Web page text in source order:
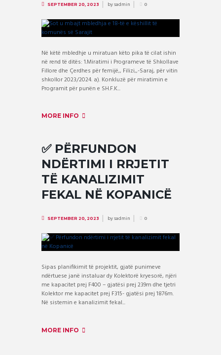
SEPTEMBER 20, 2023 bysadmin 0
Në këtë mbledhje u miratuan këto pika të cilat ishin
në rend të ditës: 1.Miratimi i Programeve të Shkollave
Fillore dhe Çerdhes për femijë,, Filizi,,-Saraj, për vitin
shkollor 2023/2024. a). Konkluzë për miratimin e
Programit për punën e SH.F.K...
MORE INFO
✅ PËRFUNDON
NDËRTIMI I RRJETIT
TË KANALIZIMIT
FEKAL NË KOPANICË
SEPTEMBER 20, 2023 bysadmin 0
Sipas planifikimit të projektit, gjatë punimeve
ndërtuese janë instaluar dy Kolektorë kryesorë, njëri
me kapacitet prej F400 – gjatësi prej 239m dhe tjetri
Kolektor me kapacitet prej F315- gjatësi prej 1876m.
Në sistemin e kanalizimit fekal...
MORE INFO